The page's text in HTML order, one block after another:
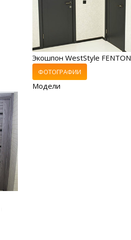
Экошпон WestStyle FENTON
ФОТОГРАФИИ
Модели